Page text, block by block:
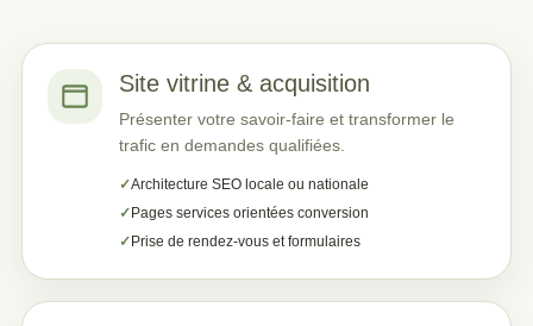
Site vitrine & acquisition
Présenter votre savoir-faire et transformer le
trafic en demandes qualifiées.
Architecture SEO locale ou nationale
Pages services orientées conversion
Prise de rendez-vous et formulaires